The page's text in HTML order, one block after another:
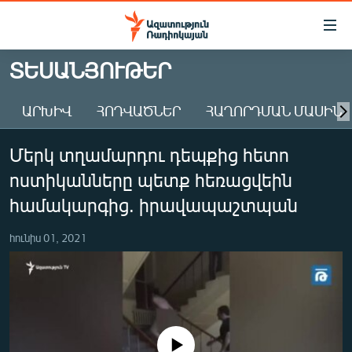
Մատչելիության
Անցնել
հիմնական
Անցնել
հիմնական
մենյուին
Որոնում
ԱԶԱՏՈՒԹՅՈՒՆ TV
ՀԱՅԱՍՏԱՆ
ԸՆՏՐՈՒԹՅՈՒՆՆԵՐ 2026
ԻՐԱՎՈՒՆՔ
ՏՆՏԵՍՈՒԹՅՈՒՆ
ՂԱՐԱԲԱՂ
ՊԱՏԵՐԱԶՄԻ 6 ՇԱԲԱԹՆԵՐԸ
ՏԵՍԱՆՅՈՒԹԵՐ
ԱՐԽԻՎ ՀՈԴՎԱԾՆԵՐ ՀԱՂՈՐԴՄԱՆ ՄԱՍԻՆ
Մերկ տղամարդու դեպքից հետո
ոստիկանները պետք հեռացվեին
համակարգից. իրավապաշտպան
հունիս 01, 2021
No media source currently available